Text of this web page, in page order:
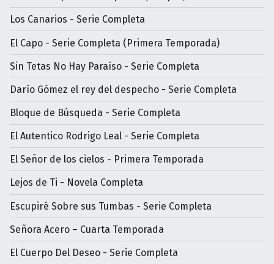
Los Canarios - Serie Completa
El Capo - Serie Completa (Primera Temporada)
Sin Tetas No Hay Paraíso - Serie Completa
Darìo Gómez el rey del despecho - Serie Completa
Bloque de Búsqueda - Serie Completa
El Autentico Rodrigo Leal - Serie Completa
El Señor de los cielos - Primera Temporada
Lejos de Ti - Novela Completa
Escupiré Sobre sus Tumbas - Serie Completa
Señora Acero – Cuarta Temporada
El Cuerpo Del Deseo - Serie Completa